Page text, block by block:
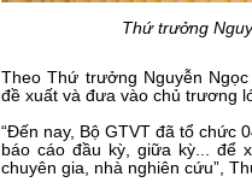
Thứ trưởng
Theo Thứ trưởng Nguyễn
đề xuất và đưa vào chủ trương
“Đến nay, Bộ GTVT đã tổ chức
báo cáo đầu kỳ, giữa kỳ... để
chuyên gia, nhà nghiên cứu”,